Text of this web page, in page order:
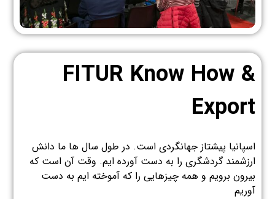
FITUR Know How &
Export
اسپانیا پیشتاز جهانگردی است. در طول سال ها ما دانش
ارزشمند گردشگری را به دست آورده ایم. وقت آن است که
بیرون برویم و همه چیزهایی را که آموخته ایم به دست
آوریم